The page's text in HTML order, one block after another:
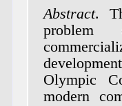
Abstract.
Olympic
modern